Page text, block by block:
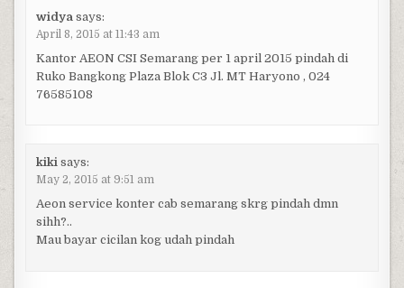
widya says:
April 8, 2015 at 11:43 am
Kantor AEON CSI Semarang per 1 april 2015 pindah di
Ruko Bangkong Plaza Blok C3 Jl. MT Haryono , 024
76585108
kiki says:
May 2, 2015 at 9:51 am
Aeon service konter cab semarang skrg pindah dmn
sihh?..
Mau bayar cicilan kog udah pindah